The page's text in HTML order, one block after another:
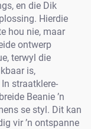
en die Dik
Hierdie
hou nie, maar
ontwerp
terwyl die
is,
straatklere-
Beanie ’n
se styl. Dit kan
vir ’n ontspanne